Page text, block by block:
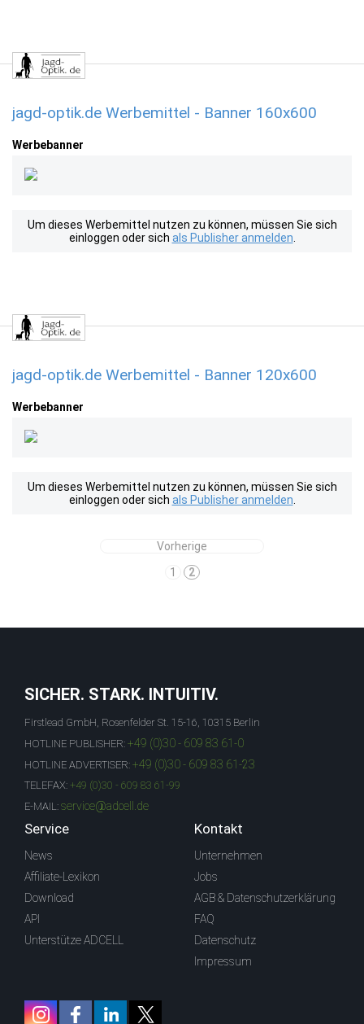
jagd-optik.de Werbemittel - Banner 160x600
Werbebanner
Um dieses Werbemittel nutzen zu können, müssen Sie sich
einloggen oder sich als Publisher anmelden
jagd-optik.de Werbemittel - Banner 120x600
Werbebanner
Um dieses Werbemittel nutzen zu können, müssen Sie sich
einloggen oder sich als Publisher anmelden
Vorherige
1
2
SICHER. STARK. INTUITIV.
Firstlead GmbH, Rosenfelder St. 15-16, 10315 Berlin
HOTLINE PUBLISHER: +49 (0)30 - 609 83 61-0
HOTLINE ADVERTISER: +49 (0)30 - 609 83 61-23
TELEFAX: +49 (0)30 - 609 83 61-99
E-MAIL: service@adcell.de
Service
News
Affiliate-Lexikon
Download
API
Unterstütze ADCELL
Kontakt
Unternehmen
Jobs
AGB & Datenschutzerklärung
FAQ
Datenschutz
Impressum